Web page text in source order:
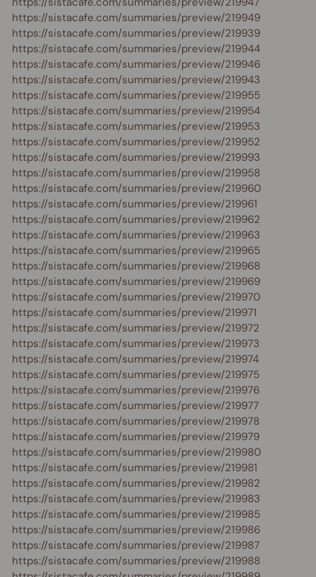
https://sistacafe.com/summaries/preview/219949
https://sistacafe.com/summaries/preview/219939
https://sistacafe.com/summaries/preview/219944
https://sistacafe.com/summaries/preview/219946
https://sistacafe.com/summaries/preview/219943
https://sistacafe.com/summaries/preview/219955
https://sistacafe.com/summaries/preview/219954
https://sistacafe.com/summaries/preview/219953
https://sistacafe.com/summaries/preview/219952
https://sistacafe.com/summaries/preview/219993
https://sistacafe.com/summaries/preview/219958
https://sistacafe.com/summaries/preview/219960
https://sistacafe.com/summaries/preview/219961
https://sistacafe.com/summaries/preview/219962
https://sistacafe.com/summaries/preview/219963
https://sistacafe.com/summaries/preview/219965
https://sistacafe.com/summaries/preview/219968
https://sistacafe.com/summaries/preview/219969
https://sistacafe.com/summaries/preview/219970
https://sistacafe.com/summaries/preview/219971
https://sistacafe.com/summaries/preview/219972
https://sistacafe.com/summaries/preview/219973
https://sistacafe.com/summaries/preview/219974
https://sistacafe.com/summaries/preview/219975
https://sistacafe.com/summaries/preview/219976
https://sistacafe.com/summaries/preview/219977
https://sistacafe.com/summaries/preview/219978
https://sistacafe.com/summaries/preview/219979
https://sistacafe.com/summaries/preview/219980
https://sistacafe.com/summaries/preview/219981
https://sistacafe.com/summaries/preview/219982
https://sistacafe.com/summaries/preview/219983
https://sistacafe.com/summaries/preview/219985
https://sistacafe.com/summaries/preview/219986
https://sistacafe.com/summaries/preview/219987
https://sistacafe.com/summaries/preview/219988